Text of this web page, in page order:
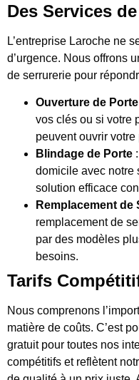
Des Services
L’entreprise Laroche ne
d’urgence. Nous offrons
de serrurerie pour
Ouverture de
vos clés ou si votre
peuvent ouvrir votre
Blindage de Porte
domicile avec notre
solution efficace
Remplacement de
remplacement de
par des modèles
besoins.
Tarifs
Nous comprenons
matière de coûts. C’est
gratuit pour toutes nos
compétitifs et reflètent